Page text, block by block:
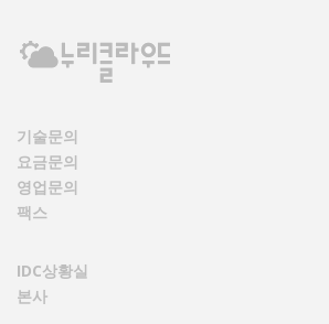
기술문의
요금문의
영업문의
팩스
IDC상황실
본사